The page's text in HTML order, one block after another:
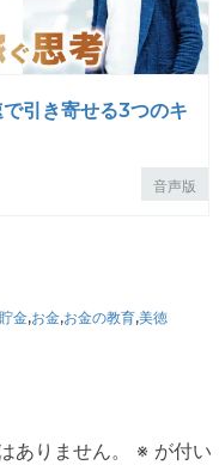
で引き寄せる3つのキ
音声版
貯金,お金,お金の教育,美徳
ありません。 ※ が付い